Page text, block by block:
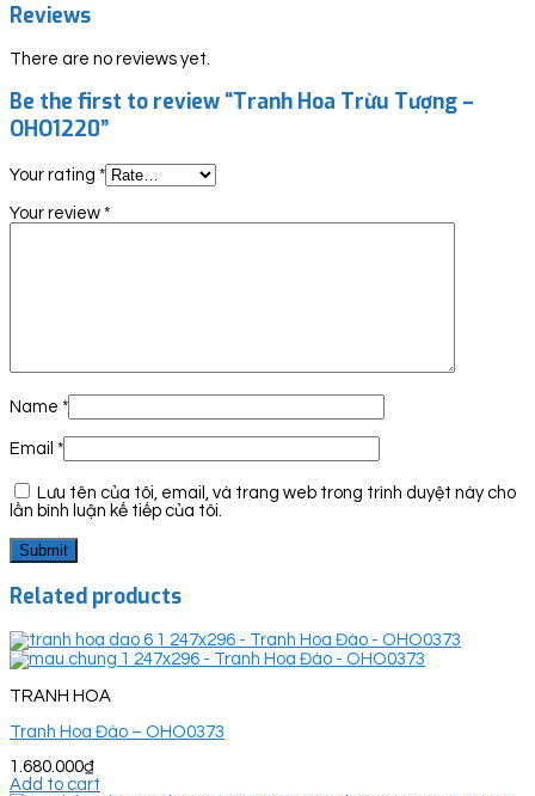
Reviews
There are no reviews yet.
Be the first to review “Tranh Hoa Trừu Tượng –
OHO1220”
Your rating *
Your review *
Name *
Email *
Lưu tên của tôi, email, và trang web trong trình duyệt này cho
lần bình luận kế tiếp của tôi.
Related products
TRANH HOA
Tranh Hoa Đào – OHO0373
1.680.000₫
Add to cart